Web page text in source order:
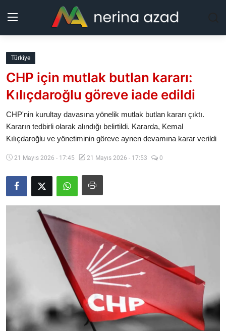
Kurdistan
Bölgeler
Güncel
Analiz
Makaleler
Galeri
İletişim
Türkiye
CHP için mutlak butlan kararı:
Kılıçdaroğlu göreve iade edildi
CHP'nin kurultay davasına yönelik mutlak butlan kararı çıktı.
Kararın tedbirli olarak alındığı belirtildi. Kararda, Kemal
Kılıçdaroğlu ve yönetiminin göreve aynen devamına karar verildi
21 Mayıs 2026 - 17:45 21 Mayıs 2026 - 17:53 0